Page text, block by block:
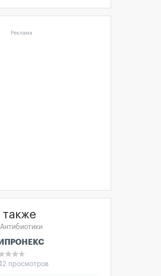
Реклама
просмотров